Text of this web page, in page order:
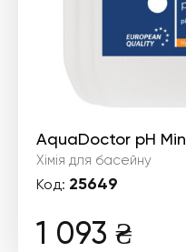
AquaDoctor pH
Хімія для басейну
Код: 25649
1 093 ₴